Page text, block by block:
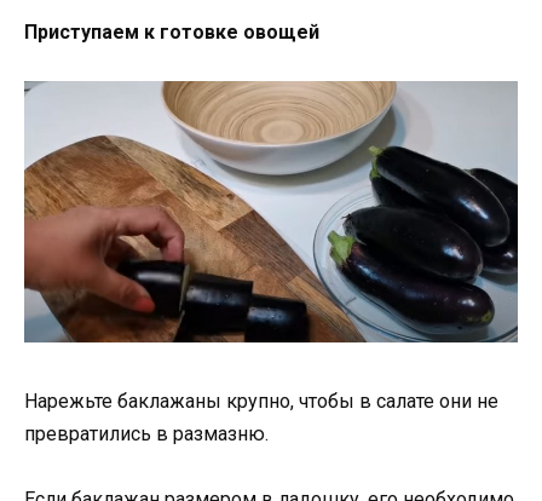
Приступаем к готовке овощей
Нарежьте баклажаны крупно, чтобы в салате они не
превратились в размазню.